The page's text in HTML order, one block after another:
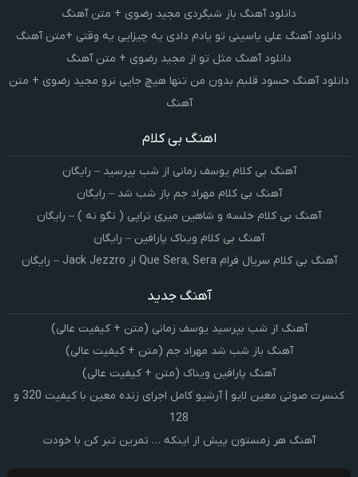
دانلود آهنگ باز شبگردی مجید رضوی + متن آهنگ
دانلود آهنگ علی یاسینی تو یادم دادی یه چیزایی یه وقتی +متن آهنگ
دانلود آهنگ مثل تو از مجید رضوی + متن آهنگ
دانلود آهنگ حسود قلبم بدون من تنها هیچ جایی نرو مجید رضوی + متن
آهنگ
اهنگ بی کلام
آهنگ بی کلام یوسف زمانی از شب بپرسید – رایگان
آهنگ بی کلام مهراد جم باز شب شد – رایگان
آهنگ بی کلام خلسه و شاهین میری تراپی ( نگو نه ) – رایگان
آهنگ بی کلام ویناک پارافین – رایگان
آهنگ بی کلام سریال فرام Que Sera, Sera از Jack Jezzro – رایگان
آهنگ جدید
آهنگ از شب بپرسید یوسف زمانی (متن + کیفیت عالی)
آهنگ باز شب شد مهراد جم (متن + کیفیت عالی)
آهنگ پارافین ویناک (متن + کیفیت عالی)
کنسرت صوتی معین لایو | آرشیو کامل اجرای زنده معین با کیفیت 320 و
128
آهنگ هر زمستون پیش از اینکه … تمرین تبر کن با خودت